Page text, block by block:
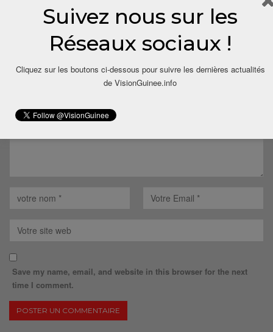
LAISSER UN COMMENTAIRE
Votre adresse email ne sera pas publiée.
Save my name, email, and website in this browser for the next
time I comment.
Suivez nous sur les
Réseaux sociaux !
Cliquez sur les boutons ci-dessous pour suivre les dernières actualités
de VisionGuinee.info